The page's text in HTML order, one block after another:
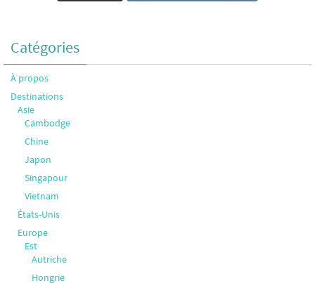
Catégories
À propos
Destinations
Asie
Cambodge
Chine
Japon
Singapour
Vietnam
États-Unis
Europe
Est
Autriche
Hongrie